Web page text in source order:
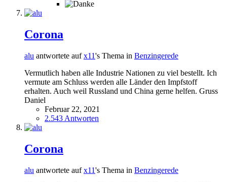
Corona
alu antwortete aufx11's Thema in Benzingerede
Vermutlich haben alle Industrie Nationen zu viel bestellt. Ich
vermute am Schluss werden alle Länder den Impfstoff
erhalten. Auch weil Russland und China gerne helfen. Gruss
Daniel
Februar 22, 2021
2.543 Antworten
Corona
alu antwortete aufx11's Thema in Benzingerede